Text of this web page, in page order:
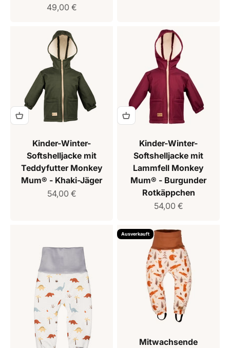
Verkaufspreis
49,00 €
Kinder-Winter-
Softshelljacke mit
Teddyfutter Monkey
Mum® - Khaki-Jäger
Verkaufspreis
54,00 €
Kinder-Winter-
Softshelljacke mit
Lammfell Monkey
Mum® - Burgunder
Rotkäppchen
Verkaufspreis
54,00 €
Ausverkauft
Mitwachsende